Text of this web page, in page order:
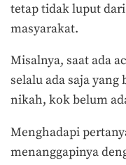
tetap tidak luput
masyarakat.
Misalnya, saat ada
selalu ada saja yang
nikah, kok belum
Menghadapi
menanggapinya